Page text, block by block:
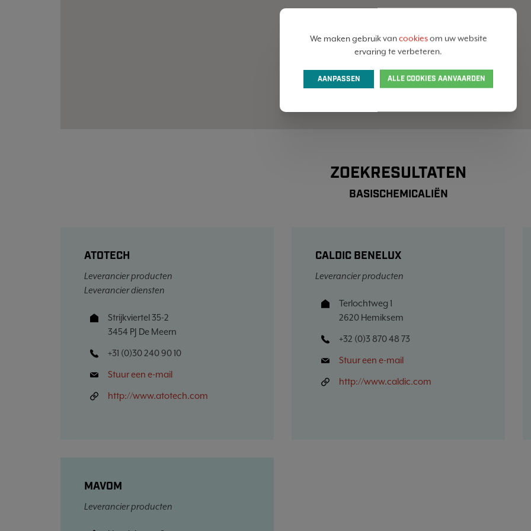
ZOEKRESULTATEN
BASISCHEMICALIËN
ATOTECH
Leverancier producten
Leverancier diensten
Strijkviertel 35-2
3454 PJ De Meern
+31 (0)30 240 90 10
Stuur een e-mail
http://www.atotech.com
CALDIC BENELUX
Leverancier producten
Terlochtweg 1
2620 Hemiksem
+32 (0)3 870 48 73
Stuur een e-mail
http://www.caldic.com
MAVOM
Leverancier producten
We maken gebruik vancookiesom uw website
ervaring te verbeteren.
AANPASSEN ALLE COOKIES AANVAARDEN